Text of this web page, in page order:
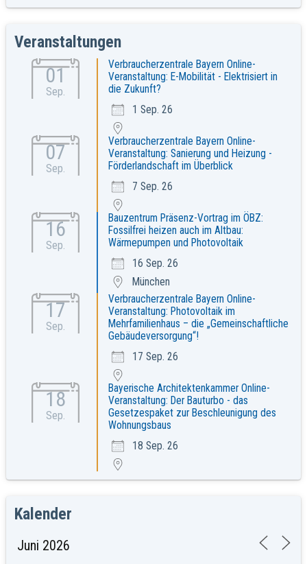
Veranstaltungen
01
Sep.
Verbraucherzentrale Bayern Online-
Veranstaltung: E-Mobilität - Elektrisiert in
die Zukunft?
1 Sep. 26
07
Sep.
Verbraucherzentrale Bayern Online-
Veranstaltung: Sanierung und Heizung -
Förderlandschaft im Überblick
7 Sep. 26
16
Sep.
Bauzentrum Präsenz-Vortrag im ÖBZ:
Fossilfrei heizen auch im Altbau:
Wärmepumpen und Photovoltaik
16 Sep. 26
München
17
Sep.
Verbraucherzentrale Bayern Online-
Veranstaltung: Photovoltaik im
Mehrfamilienhaus – die „Gemeinschaftliche
Gebäudeversorgung“!
17 Sep. 26
18
Sep.
Bayerische Architektenkammer Online-
Veranstaltung: Der Bauturbo - das
Gesetzespaket zur Beschleunigung des
Wohnungsbaus
18 Sep. 26
Kalender